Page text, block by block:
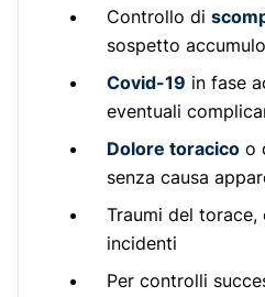
Controllo di
sospetto
Covid-19 in fase
eventuali
Dolore toracico o
senza causa
Traumi del
incidenti
Per controlli